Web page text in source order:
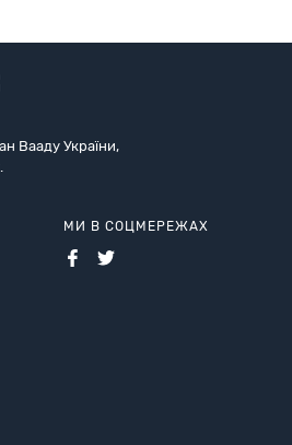
Вааду України,
МИ В СОЦМЕРЕЖАХ